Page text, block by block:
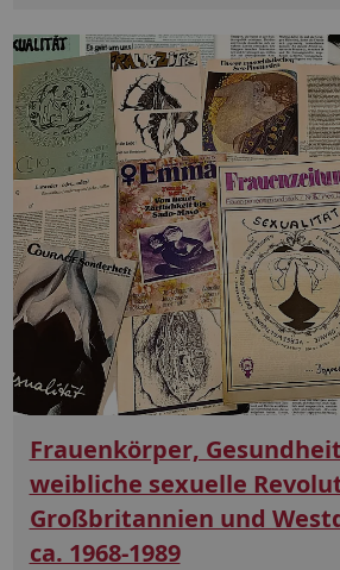
Frauenkörper,
weibliche sexuelle
Großbritannien und
ca. 1968-1989